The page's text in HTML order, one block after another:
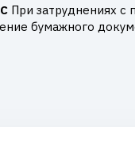
При затруднениях
бумажного